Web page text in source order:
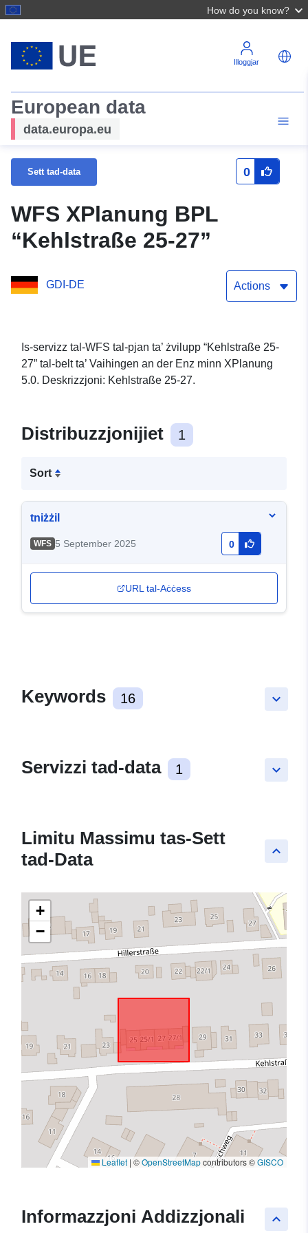
How do you know?
Illoggjar
European data
data.europa.eu
Sett tad-data 0
WFS XPlanung BPL
“Kehlstraße 25-27”
GDI-DE Actions
Is-servizz tal-WFS tal-pjan ta’ żvilupp “Kehlstraße 25-
27” tal-belt ta’ Vaihingen an der Enz minn XPlanung
5.0. Deskrizzjoni: Kehlstraße 25-27.
Distribuzzjonijiet 1
Sort
tniżżil
WFS 5 September 2025 0
URL tal-Aċċess
keyboard_arrow_down
Keywords 16
keyboard_arrow_down
Servizzi tad-data 1
keyboard_arrow_up
Limitu Massimu tas-Sett
tad-Data
+
−
Leaflet | ©OpenStreetMapcontributors ©GISCO
keyboard_arrow_up
Informazzjoni Addizzjonali